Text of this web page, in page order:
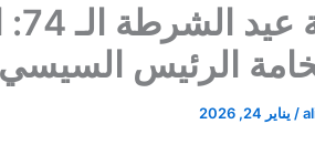
الرئيس
/ يناير 24, 2026